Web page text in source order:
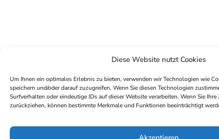
Diese Website nutzt Cookies
Um Ihnen ein optimales Erlebnis zu bieten, verwenden wir Technologien wie
speichern und/oder darauf zuzugreifen. Wenn Sie diesen Technologien
Surfverhalten oder eindeutige IDs auf dieser Website verarbeiten. Wenn Sie
zurückziehen, können bestimmte Merkmale und Funktionen beeinträchtigt